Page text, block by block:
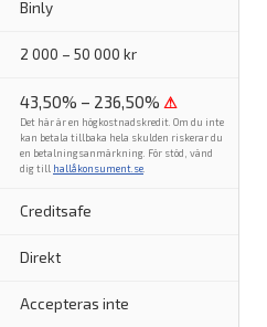
Binly
2 000 – 50 000 kr
43,50% – 236,50% ⚠
Det här är en högkostnadskredit. Om du inte
kan betala tillbaka hela skulden riskerar du
en betalningsanmärkning. För stöd, vänd
dig till hallåkonsument.se
Creditsafe
Direkt
Accepteras inte